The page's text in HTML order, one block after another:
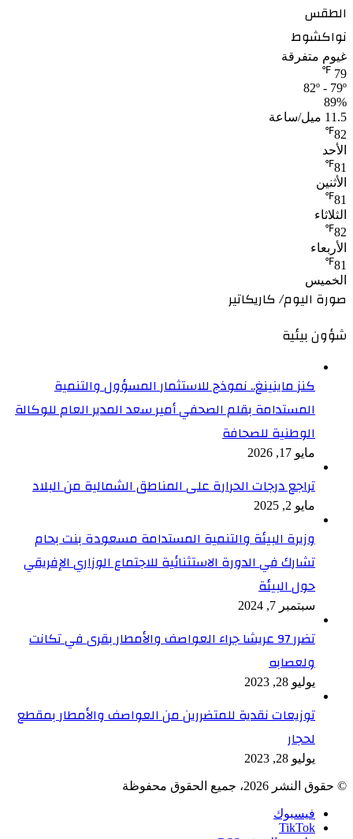
الطقس
نواكشوط
غيوم متفرقة
79
℉
82º - 79º
89%
11.5 ميل/ساعة
82
℉
الأحد
81
℉
الأثنين
81
℉
الثلاثاء
82
℉
الأربعاء
81
℉
الخميس
صورة اليوم/ كاريكاتير
شؤون بيئية
كنز ماينينغ.. نموذج للاستثمار المسؤول والتنمية
المستدامة بقلم الصحفي أمير سعد المدير العام للوكالة
الوطنية للصحافة
مايو 17, 2026
تراجع درجات الحرارة على المناطق الشمالية من البلاد
مايو 2, 2025
وزيرة البيئة والتنمية المستدامة مسعودة بنت بحام
تشارك في الدورة الاستثنائية للاجتماع الوزاري الإفريقي
حول البيئة
سبتمبر 7, 2024
تضرر 97 عريشا جراء العواصف والأمطار بقرى في تكانت
ولعصابه
يوليو 28, 2023
توزيعات نقدية للمتضررين من العواصف والأمطار بمقطع
لحجار
يوليو 28, 2023
© حقوق النشر 2026، جميع الحقوق محفوظة
فيسبوك
TikTok